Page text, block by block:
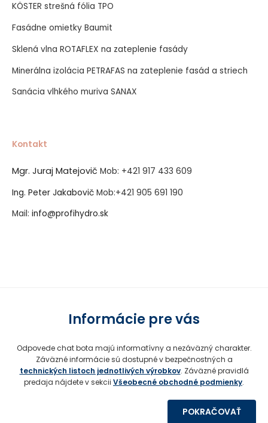
KÖSTER strešná fólia TPO
Fasádne omietky Baumit
Sklená vlna ROTAFLEX na zateplenie fasády
Minerálna izolácia PETRAFAS na zateplenie fasád a striech
Sanácia vlhkého muriva SANAX
Kontakt
Mgr. Juraj Matejovič Mob: +421 917 433 609
Ing. Peter Jakabovič Mob:+421 905 691 190
Mail: info@profihydro.sk
Informácie pre vás
Odpovede chat bota majú informatívny a nezáväzný charakter.
Záväzné informácie sú dostupné v bezpečnostných a
technických listoch jednotlivých výrobkov. Záväzné pravidlá
predaja nájdete v sekcii Všeobecné obchodné podmienky.
POKRAČOVAŤ